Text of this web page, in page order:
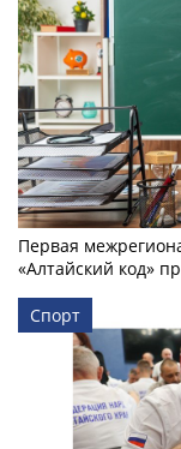
Первая
«Алтайский код»
Спорт